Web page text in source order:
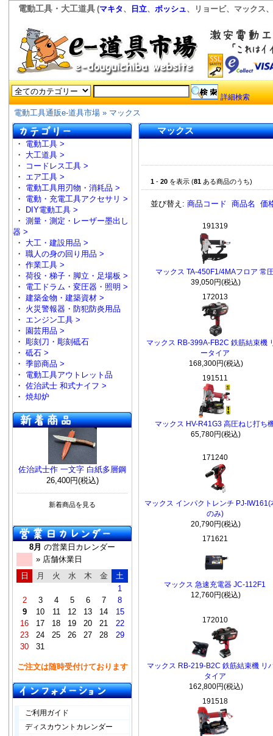
電動工具・大工道具 (マキタ、 日立、 ボッシュ、リョービ、マックス
詳細検索
電動工具通販e-道具市場 » マックス
・ 電動工具 >
・ 大工道具 >
・
コードレス工具 >
・ エア工具 >
・ 電動工具用刃物・消耗品 >
・ 電動・充電工具アクセサリ >
・
DIY電動工具 >
・ 測量・測定・レーザー墨出し
器 >
・ 大工・建設用品 >
・ 職人の身の回り用品 >
・ 作業工具 >
・ 荷役・梯子・脚立・足場板 >
・ 電工ドラム・変圧器・照明 >
・ 建築金物・建築資材 >
・ 火災警報器・防犯防炎用品
・ エンジン工具 >
・ 園芸用品 >
・ 彫刻刀・彫刻砥石
・ 砥石 >
・ 季節商品 >
・ 電動工具アウトレット品
・ 佐治武士 和式ナイフ >
・ 焼却炉
佐治武士作 一文字 白紙多層鋼
26,400円(税込)
新着商品を見る
8月 の営業日カレンダー
» 店舗休業日
日
月 火 水 木 金
土
1
2
3 4 5 6 7
8
9
10 11 12 13 14
15
16
17 18 19 20 21
22
23
24 25 26 27 28
29
30
31
ご注文は随時受付けております
ご利用ガイド
ディスカウントカレンダー
マックス
1 - 20 を表示 (81 ある商品のうち)
並び替え: 商品コード 商品名 価
191319
マックス TA-450F1/4MAフロア 常
39,050円(税込)
172013
マックス RB-399A-FB2C 鉄筋結束機
ータイア
168,300円(税込)
191511
マックス HV-R41G3 高圧ねじ打ち
65,780円(税込)
171240
マックス インパクトレンチ PJ-IW161(
のみ)
20,790円(税込)
171621
マックス 急速充電器 JC-112F1
12,760円(税込)
172010
マックス RB-219-B2C 鉄筋結束機 リ
タイア
162,800円(税込)
191518